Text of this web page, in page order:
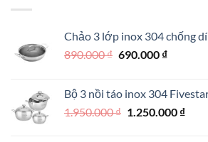
Chảo 3 lớp inox 304 chống
890.000₫ Giá
890.000 ₫.
690.000 ₫Giá
là:
690.000
Bộ 3 nồi táo inox 304
1.950.000₫ Giá
1.250.000 ₫Giá